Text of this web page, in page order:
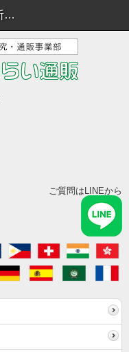
癌を発病・診断された方へ
ご質問はLINEから